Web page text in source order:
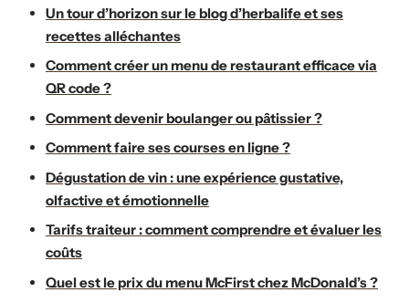
Un tour d’horizon sur le blog d’herbalife et ses
recettes alléchantes
Comment créer un menu de restaurant efficace via
QR code ?
Comment devenir boulanger ou pâtissier ?
Comment faire ses courses en ligne ?
Dégustation de vin : une expérience gustative,
olfactive et émotionnelle
Tarifs traiteur : comment comprendre et évaluer les
coûts
Quel est le prix du menu McFirst chez McDonald’s ?